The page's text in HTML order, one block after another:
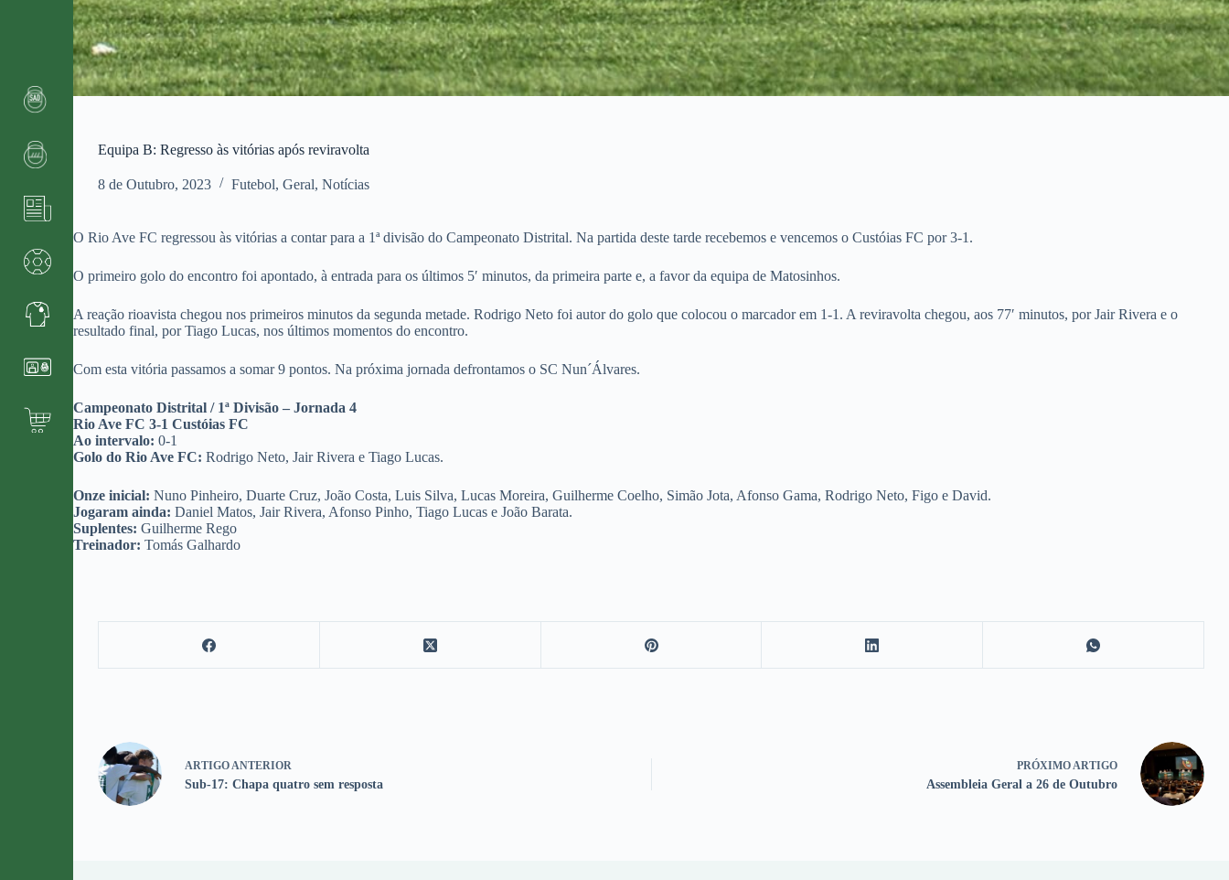
Equipa B: Regresso às vitórias após reviravolta
8 de Outubro, 2023 Futebol,Geral,Notícias
O Rio Ave FC regressou às vitórias a contar para a 1ª divisão do Campeonato Distrital. Na partida deste tarde recebemos e vencemos o Custóias FC por 3-1.
O primeiro golo do encontro foi apontado, à entrada para os últimos 5′ minutos, da primeira parte e, a favor da equipa de Matosinhos.
A reação rioavista chegou nos primeiros minutos da segunda metade. Rodrigo Neto foi autor do golo que colocou o marcador em 1-1. A reviravolta chegou, aos 77′ minutos, por Jair Rivera e o
resultado final, por Tiago Lucas, nos últimos momentos do encontro.
Com esta vitória passamos a somar 9 pontos. Na próxima jornada defrontamos o SC Nun´Álvares.
Campeonato Distrital / 1ª Divisão – Jornada 4
Rio Ave FC 3-1 Custóias FC
Ao intervalo: 0-1
Golo do Rio Ave FC: Rodrigo Neto, Jair Rivera e Tiago Lucas.
Onze inicial: Nuno Pinheiro, Duarte Cruz, João Costa, Luis Silva, Lucas Moreira, Guilherme Coelho, Simão Jota, Afonso Gama, Rodrigo Neto, Figo e David.
Jogaram ainda: Daniel Matos, Jair Rivera, Afonso Pinho, Tiago Lucas e João Barata.
Suplentes: Guilherme Rego
Treinador: Tomás Galhardo
ARTIGO ANTERIOR
Sub-17: Chapa quatro sem resposta
PRÓXIMO ARTIGO
Assembleia Geral a 26 de Outubro